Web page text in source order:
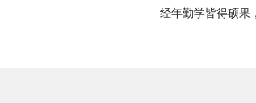
经年勤学皆得硕果